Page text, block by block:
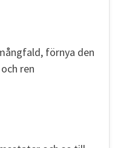
förnya den
ren